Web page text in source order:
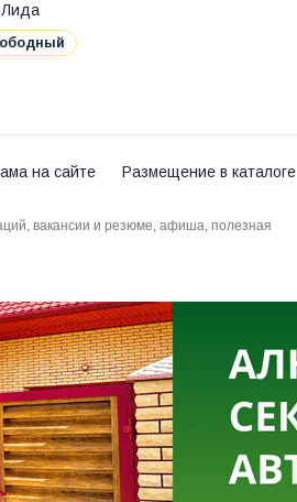
на сайте Размещение в каталоге
вакансии и резюме, афиша, полезная